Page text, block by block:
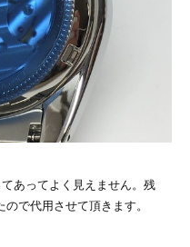
あってよく見えません。残
で代用させて頂きます。